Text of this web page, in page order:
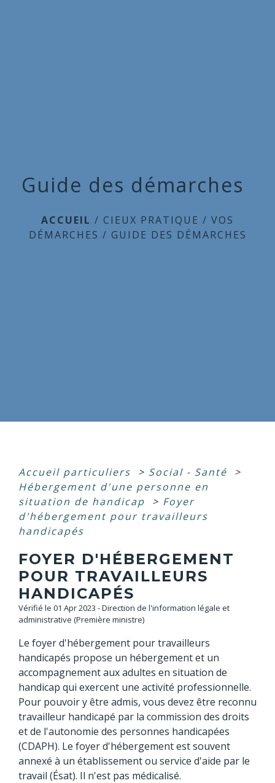
Guide des démarches
ACCUEIL / CIEUX PRATIQUE / VOS
DÉMARCHES / GUIDE DES DÉMARCHES
Accueil particuliers > Social - Santé
>
Hébergement d'une personne en
situation de handicap
> Foyer
d'hébergement pour travailleurs
handicapés
FOYER D'HÉBERGEMENT
POUR TRAVAILLEURS
HANDICAPÉS
Vérifié le 01 Apr 2023 - Direction de l'information légale et
administrative (Première ministre)
Le foyer d'hébergement pour travailleurs
handicapés propose un hébergement et un
accompagnement aux adultes en situation de
handicap qui exercent une activité professionnelle.
Pour pouvoir y être admis, vous devez être reconnu
travailleur handicapé par la commission des droits
et de l'autonomie des personnes handicapées
(CDAPH). Le foyer d'hébergement est souvent
annexé à un établissement ou service d'aide par le
travail (Ésat). Il n'est pas médicalisé.